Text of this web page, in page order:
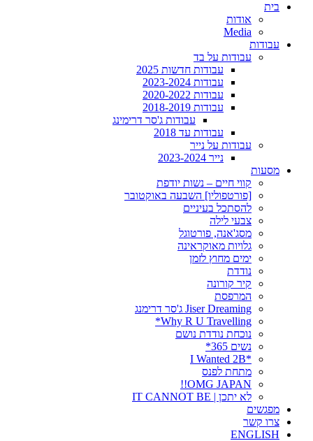
בית
אודות
Media
עבודות
עבודות על בד
עבודות חדשות 2025
עבודות 2023-2024
עבודות 2020-2022
עבודות 2018-2019
עבודות ג'סר דרימינג
עבודות עד 2018
עבודות על נייר
נייר 2023-2024
מסעות
קווי חיים – נשות יודפת
[פורטפוליו] השבעה באוקטובר
להסתכל בעיניים
צבעי לילה
מסג'אנה, פורטוגל
גלויות מאוקראינה
ימים מחוץ לזמן
נודדת
קיר קורונה
המרפסת
Jiser Dreaming ג'סר דרימנג
Why R U Travelling*
נוכחת נודדת נושם
נשים 365*
*I Wanted 2B
מתחת לפנס
OMG JAPAN!!
לא יתכן | IT CANNOT BE
מפגשים
צרו קשר
ENGLISH